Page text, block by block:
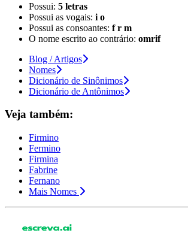
Possui: 5 letras
Possui as vogais: i o
Possui as consoantes: f r m
O nome escrito ao contrário: omrif
Blog / Artigos
Nomes
Dicionário de Sinônimos
Dicionário de Antônimos
Veja também:
Firmino
Fermino
Firmina
Fabrine
Fernano
Mais Nomes